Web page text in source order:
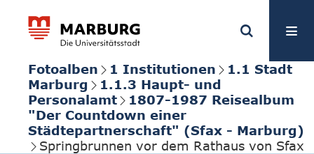
Fotoalben 1 Institutionen
1.1 Stadt
Marburg
1.1.3 Haupt- und
Personalamt
1807-1987 Reisealbum
"Der Countdown einer
Städtepartnerschaft" (Sfax - Marburg)
Springbrunnen vor dem Rathaus von Sfax